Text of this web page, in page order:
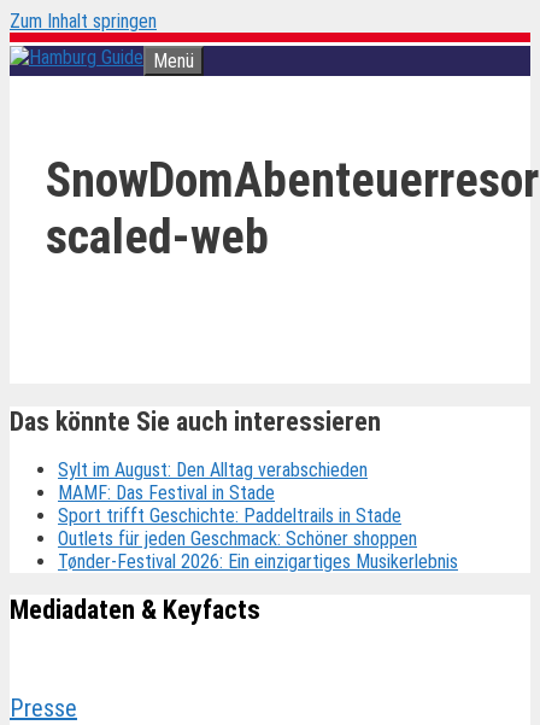
Zum Inhalt springen
Menü
scaled-web
Das könnte Sie auch interessieren
Sylt im August: Den Alltag verabschieden
MAMF: Das Festival in Stade
Sport trifft Geschichte: Paddeltrails in Stade
Outlets für jeden Geschmack: Schöner shoppen
Tønder-Festival 2026: Ein einzigartiges Musikerlebnis
Mediadaten & Keyfacts
Presse